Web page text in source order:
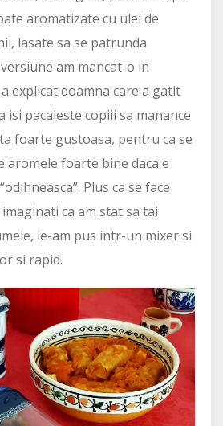
aromatizate cu ulei de
lasate sa se patrunda
am mancat-o in
explicat doamna care a gatit
isi pacaleste copiii sa manance
foarte gustoasa, pentru ca se
foarte bine daca e
Plus ca se face
ca am stat sa tai
le-am pus intr-un mixer si
si rapid.